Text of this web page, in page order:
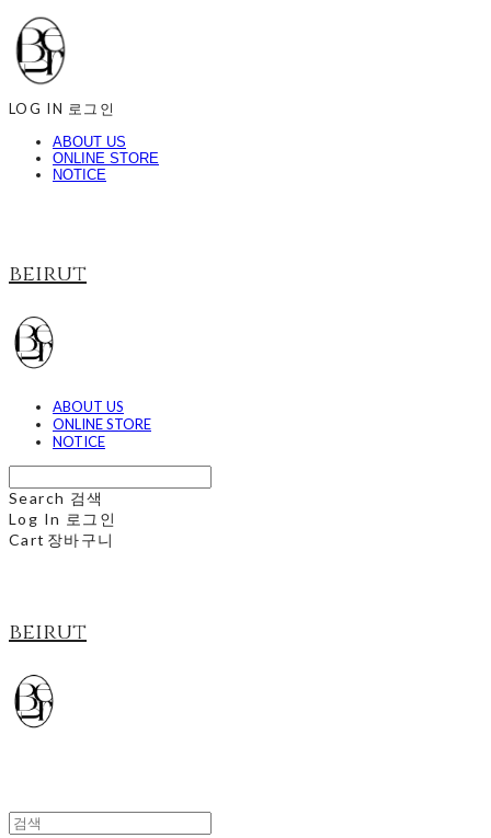
LOG IN 로그인
ABOUT US
ONLINE STORE
NOTICE
beirut
ABOUT US
ONLINE STORE
NOTICE
Search 검색
Log In 로그인
Cart 장바구니
beirut